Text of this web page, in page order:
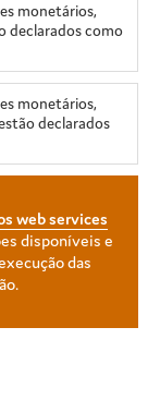
monetários,
declarados como
monetários,
declarados
web services
disponíveis e
das